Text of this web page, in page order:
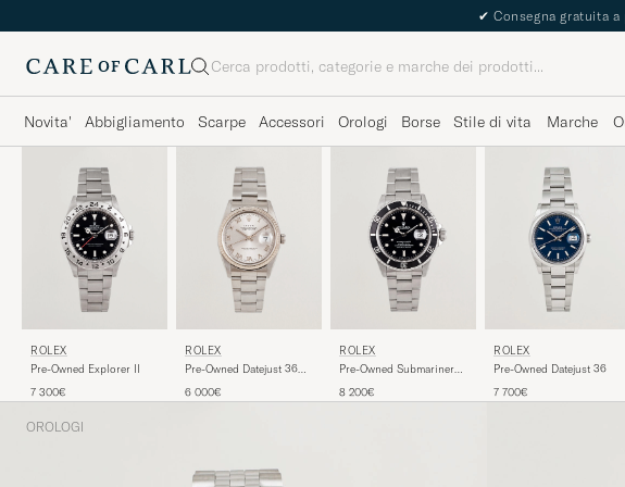
✔ Consegna gratuita
Cerca
Novita' Abbigliamento Scarpe Accessori Orologi Borse Stile di vita Marche
ROLEX
Pre-Owned Explorer II
7 300€
ROLEX
Pre-Owned Datejust 36
6 000€
ROLEX
Pre-Owned Submariner
8 200€
ROLEX
Pre-Owned Datejust 36
7 700€
OROLOGI